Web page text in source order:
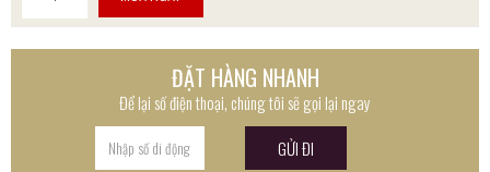
ĐẶT HÀNG NHANH
Để lại số điện thoại, chúng tôi sẽ gọi lại ngay